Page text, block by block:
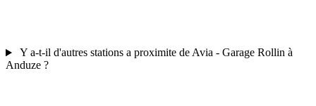
Y a-t-il d'autres stations a proximite de Avia - Garage Rollin à
Anduze ?